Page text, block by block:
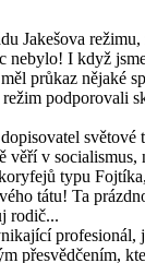
Jakešova
nebylo! I když
průkaz nějaké
podporovali
světové
v socialismus,
typu
tátu! Ta
rodič...
profesionál,
přesvědčením,